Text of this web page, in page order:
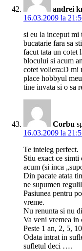
andrei
16.03.2009 la
si eu la inceput
bucatarie fara sa
facut tata un cotet
blocului si acum
cotet voliera:D mi
place hobbyul
tine invata si o sa
Corbu
16.03.2009 la
Te inteleg perfect.
Stiu exact ce simti
acum (si inca
Din pacate atata
ne supumen
Pasiunea pentru
vreme.
Nu renunta si nu
Va veni vremea in
Peste 1 an, 2, 5,
Odata intrat in
sufletul deci ….